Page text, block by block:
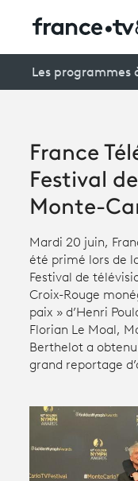
connexion
Avantages fidélité
Creators
À la une
Participer et
À votre écoute
Productions et
Les programmes
France
Festival
Monte-
Mardi 20 juin,
été primé lors de
Festival de
Croix-Rouge
paix » d’Henri
Florian Le Moal,
Berthelot a
grand reportage